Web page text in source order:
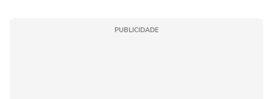
PUBLICIDADE